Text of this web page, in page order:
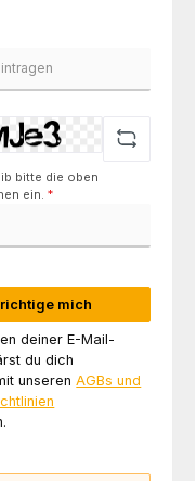
bitte die oben
ein.*
mich
deiner E-Mail-
du dich
unserenAGBs und